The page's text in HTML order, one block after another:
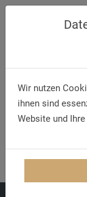
+49 5321 75 91 -
Wir nutzen
ihnen sind
Website und